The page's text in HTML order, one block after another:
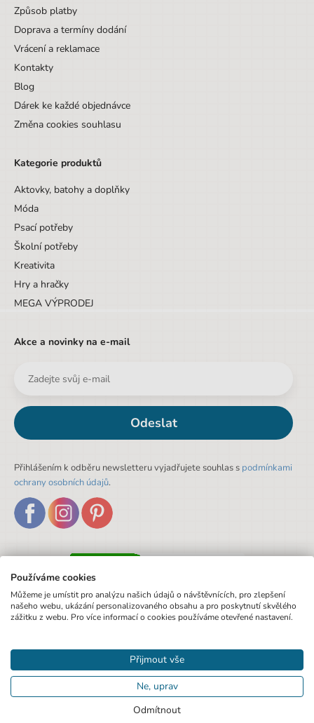
Způsob platby
Doprava a termíny dodání
Vrácení a reklamace
Kontakty
Blog
Dárek ke každé objednávce
Změna cookies souhlasu
Kategorie produktů
Aktovky, batohy a doplňky
Móda
Psací potřeby
Školní potřeby
Kreativita
Hry a hračky
MEGA VÝPRODEJ
Akce a novinky na e-mail
Odeslat
Přihlášením k odběru newsletteru vyjadřujete souhlas s podmínkami
ochrany osobních údajů.
Používáme cookies
Můžeme je umístit pro analýzu našich údajů o návštěvnících, pro zlepšení
našeho webu, ukázání personalizovaného obsahu a pro poskytnutí skvělého
zážitku z webu. Pro více informací o cookies používáme otevřené nastavení.
Přijmout vše
Ne, uprav
Odmítnout